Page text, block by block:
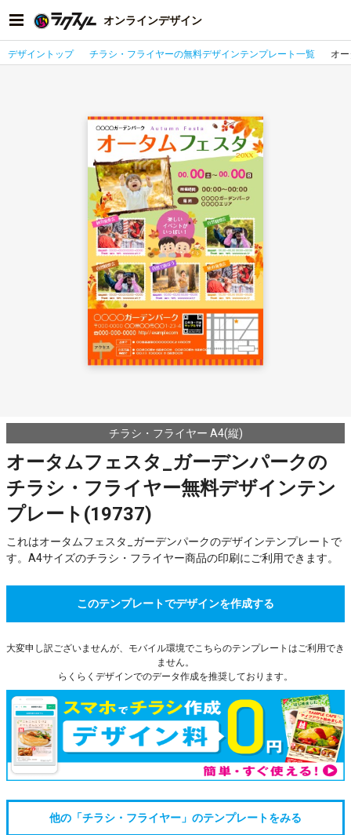
オンラインデザイン
デザイントップ チラシ・フライヤーの無料デザインテンプレート一覧 オ
チラシ・フライヤー A4(縦)
オータムフェスタ_ガーデンパークの
チラシ・フライヤー無料デザインテン
プレート(19737)
これはオータムフェスタ_ガーデンパークのデザインテンプレートで
す。A4サイズのチラシ・フライヤー商品の印刷にご利用できます。
このテンプレートでデザインを作成する
大変申し訳ございませんが、モバイル環境でこちらのテンプレートはご利用でき
ません。
らくらくデザインでのデータ作成を推奨しております。
他の「チラシ・フライヤー」のテンプレートをみる